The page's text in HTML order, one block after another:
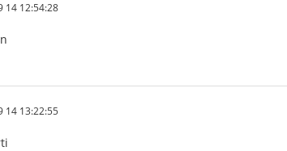
14 12:54:28
14 13:22:55